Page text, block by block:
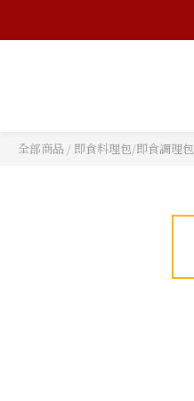
全部商品 / 即食料理包/即食調理包